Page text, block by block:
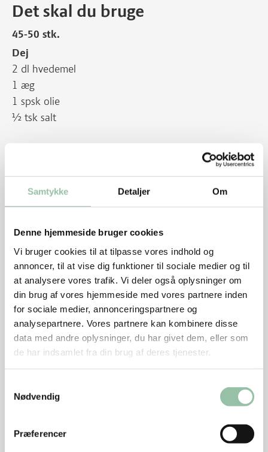
Samtykke Detaljer Om
Denne hjemmeside bruger cookies
Vi bruger cookies til at tilpasse vores indhold og
annoncer, til at vise dig funktioner til sociale medier og til
at analysere vores trafik. Vi deler også oplysninger om
din brug af vores hjemmeside med vores partnere inden
for sociale medier, annonceringspartnere og
analysepartnere. Vores partnere kan kombinere disse
data med andre oplysninger, du har givet dem, eller som
de har indsamlet fra din brug af deres tjenester.
Nødvendig
Præferencer
Det skal du bruge
45-50 stk.
Dej
2 dl hvedemel
1 æg
1 spsk olie
½ tsk salt
1-2 soltørrede tomater
salt og peber
Sumac-olie
½-1 tsk sumac
½ dl olie
Sådan gør du
Dejen æltes sammen, pakkes i film og lægges i
tern, tomat og chili i tern, salt og peber.
på 5x5 cm. ½ tsk fyld kommes på hvert stykke, som
lukkes ved at folde hjørnerne mod midten. De små